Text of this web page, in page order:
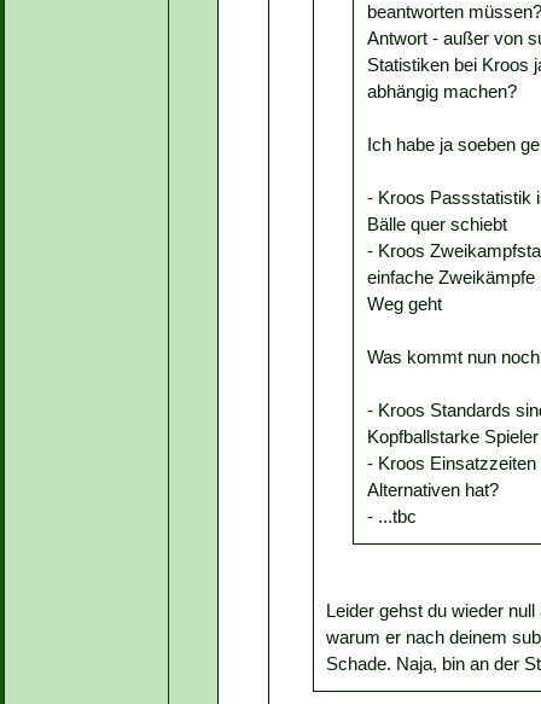
beantworten
Antwort - außer von
Statistiken bei Kroos
abhängig machen?
Ich habe ja soeben
- Kroos Passstatistik
Bälle quer schiebt
- Kroos
einfache
Weg geht
Was kommt nun
- Kroos Standards
Kopfballstarke
- Kroos
Alternativen hat?
- ...tbc
Leider gehst du wieder
warum er nach deinem
Schade. Naja, bin an der